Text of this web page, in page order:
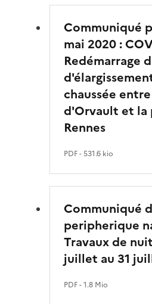
Communiqué
mai 2020 :
Redémarrage
chaussée
d'Orvault et la
Rennes
PDF- 531.6 kio
Communiqué
peripherique
Travaux de
juillet au 31
PDF- 1.8 Mio